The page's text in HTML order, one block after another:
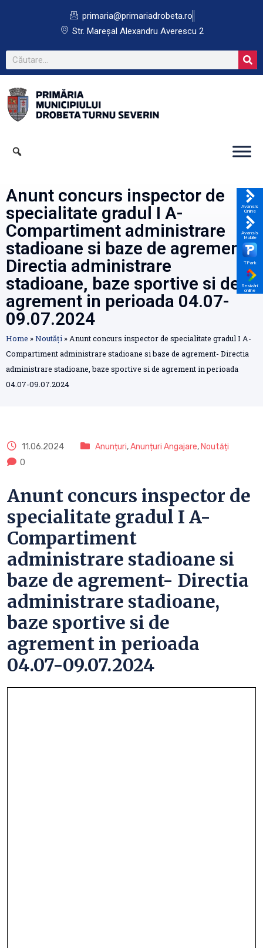
primaria@primariadrobeta.ro
Str. Mareșal Alexandru Averescu 2
Anunt concurs inspector de
specialitate gradul I A-
Compartiment administrare
stadioane si baze de agrement-
Directia administrare
stadioane, baze sportive si de
agrement in perioada 04.07-
09.07.2024
Home »Noutăți » Anunt concurs inspector de specialitate gradul I A-
Compartiment administrare stadioane si baze de agrement- Directia
administrare stadioane, baze sportive si de agrement in perioada
04.07-09.07.2024
11.06.2024 Anunțuri,Anunțuri Angajare, Noutăți
0
Anunt concurs inspector de
specialitate gradul I A-
Compartiment
administrare stadioane si
baze de agrement- Directia
administrare stadioane,
baze sportive si de
agrement in perioada
04.07-09.07.2024
Avansis
Online
Avansis
Mobile
TPark
Sesizări
online